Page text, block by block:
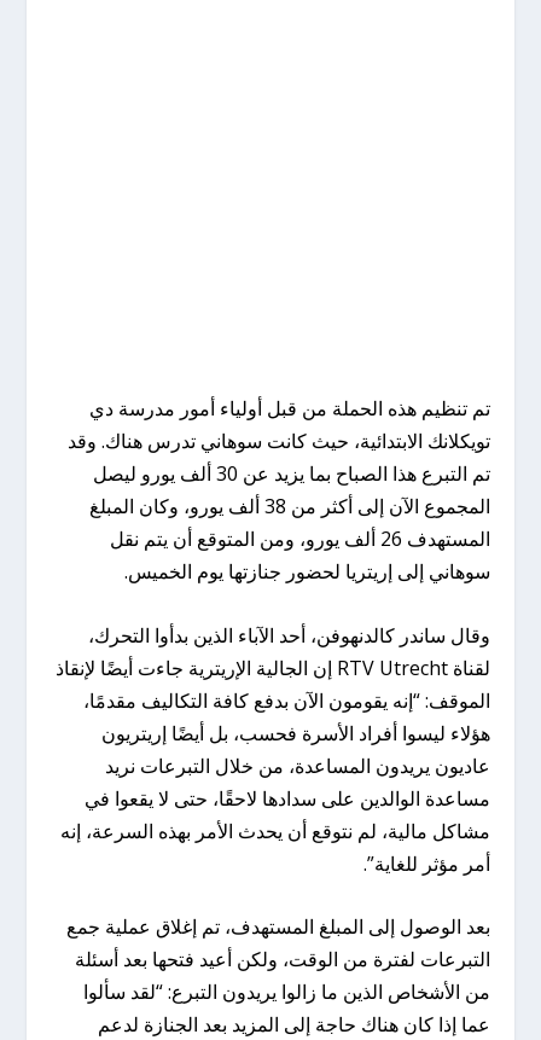
تم تنظيم هذه الحملة من قبل أولياء أمور مدرسة دي
تويكلانك الابتدائية، حيث كانت سوهاني تدرس هناك. وقد
تم التبرع هذا الصباح بما يزيد عن 30 ألف يورو ليصل
المجموع الآن إلى أكثر من 38 ألف يورو، وكان المبلغ
المستهدف 26 ألف يورو، ومن المتوقع أن يتم نقل
سوهاني إلى إريتريا لحضور جنازتها يوم الخميس.
وقال ساندر كالدنهوفن، أحد الآباء الذين بدأوا التحرك،
لقناة RTV Utrecht إن الجالية الإريترية جاءت أيضًا لإنقاذ
الموقف: “إنه يقومون الآن بدفع كافة التكاليف مقدمًا،
هؤلاء ليسوا أفراد الأسرة فحسب، بل أيضًا إريتريون
عاديون يريدون المساعدة، من خلال التبرعات نريد
مساعدة الوالدين على سدادها لاحقًا، حتى لا يقعوا في
مشاكل مالية، لم نتوقع أن يحدث الأمر بهذه السرعة، إنه
أمر مؤثر للغاية”.
بعد الوصول إلى المبلغ المستهدف، تم إغلاق عملية جمع
التبرعات لفترة من الوقت، ولكن أعيد فتحها بعد أسئلة
من الأشخاص الذين ما زالوا يريدون التبرع: “لقد سألوا
عما إذا كان هناك حاجة إلى المزيد بعد الجنازة لدعم